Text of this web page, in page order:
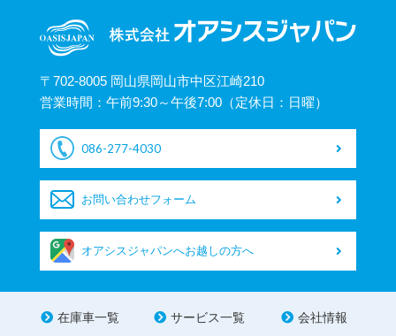
〒702-8005 岡山県岡山市中区江崎210
営業時間：午前9:30～午後7:00（定休日：日曜）
086-277-4030
お問い合わせフォーム
オアシスジャパンへお越しの方へ
在庫車一覧 サービス一覧
会社情報